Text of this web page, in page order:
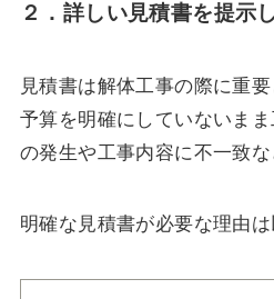
２．詳しい見積書を提示
見積書は解体工事の際に重要
予算を明確にしていないま
の発生や工事内容に不一致な
明確な見積書が必要な理由は